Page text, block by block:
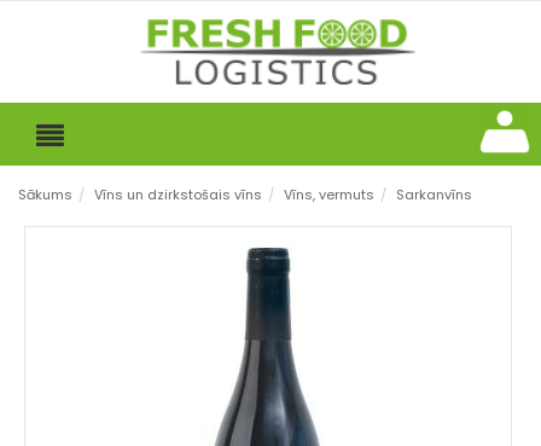
Sākums / Vīns un dzirkstošais vīns / Vīns, vermuts / Sarkanvīns